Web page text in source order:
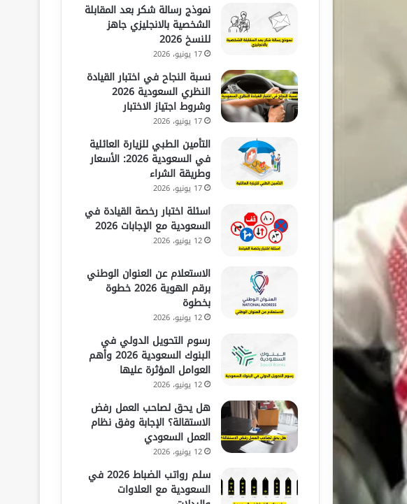
نموذج رسالة شكر بعد المقابلة
الشخصية بالانجليزي جاهز
للنسخ 2026
17 يونيو، 2026
نسبة النجاح في اختبار القيادة
النظري السعودية 2026
وشروط اجتياز الاختبار
17 يونيو، 2026
التأمين الطبي للزيارة العائلية
في السعودية 2026: الأسعار
وطريقة الشراء
17 يونيو، 2026
اسئلة اختبار رخصة القيادة في
السعودية مع الإجابات 2026
12 يونيو، 2026
الاستعلام عن العنوان الوطني
برقم الهوية 2026 خطوة
بخطوة
12 يونيو، 2026
رسوم التحويل الدولي في
البنوك السعودية 2026 وأهم
العوامل المؤثرة عليها
12 يونيو، 2026
هل يحق لصاحب العمل رفض
الاستقالة؟ الإجابة وفق نظام
العمل السعودي
12 يونيو، 2026
سلم رواتب الضباط 2026 في
السعودية مع العلاوات